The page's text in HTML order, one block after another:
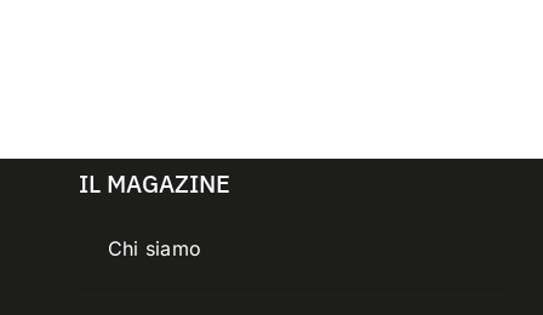
IL MAGAZINE
Chi siamo